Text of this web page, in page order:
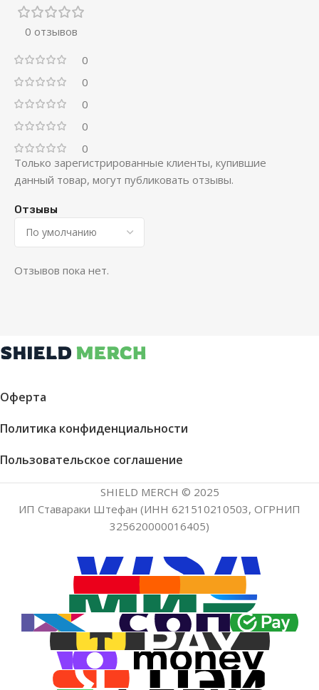
0 отзывов
0
0
0
0
0
Отзывы
Отзывов пока нет.
Только зарегистрированные клиенты, купившие
данный товар, могут публиковать отзывы.
Оферта
Политика конфиденциальности
Пользовательское соглашение
SHIELD MERCH © 2025
ИП Ставараки Штефан (ИНН 621510210503, ОГРНИП
325620000016405)